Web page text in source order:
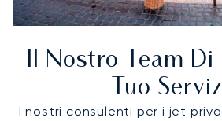
Il Nostro Team Di
Tuo
I nostri consulenti per i jet